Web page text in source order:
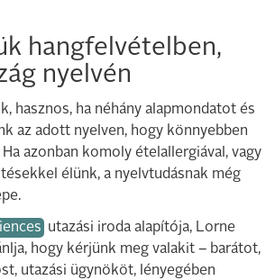
hangfelvételben,
nyelvén
hasznos, ha néhány alapmondatot és
az adott nyelven, hogy könnyebben
azonban komoly ételallergiával, vagy
élünk, a nyelvtudásnak még
utazási iroda alapítója, Lorne
hogy kérjünk meg valakit – barátot,
utazási ügynököt, lényegében